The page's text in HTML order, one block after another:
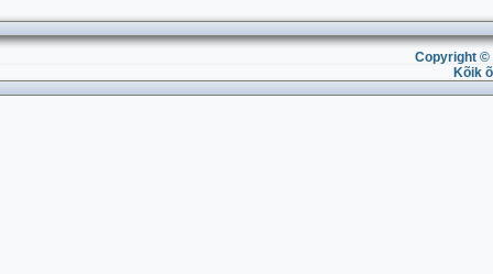
Copyright ©
Kõik